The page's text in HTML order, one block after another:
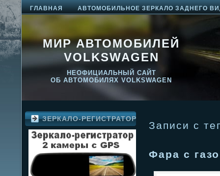
ГЛАВНАЯ АВТОМОБИЛЬНОЕ ЗЕРКАЛО ЗАДНЕГО
МИР АВТОМОБИЛЕЙ
VOLKSWAGEN
НЕОФИЦИАЛЬНЫЙ САЙТ
ОБ АВТОМОБИЛЯХ VOLKSWAGEN
ЗЕРКАЛО-РЕГИСТРАТОР
Записи с
Фара с